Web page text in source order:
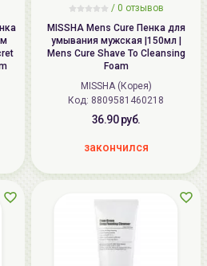
/ 0 отзывов
MISSHA Mens Cure Пенка для
умывания мужская |150мл |
Mens Cure Shave To Cleansing
Foam
MISSHA (Корея)
Код: 8809581460218
36.90 руб.
закончился